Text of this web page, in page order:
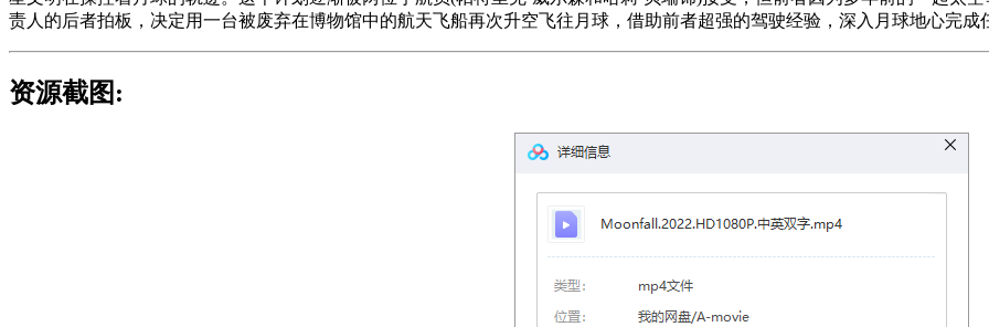
责人的后者拍板，决定用一台被废弃在博物馆中的航天飞船再次升空飞往月球，借助前者超强的驾驶经验，深入月球地心完成
资源截图: